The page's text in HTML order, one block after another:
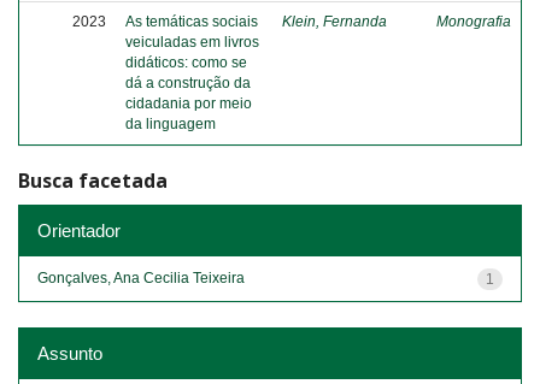
2023
As temáticas sociais
veiculadas em livros
didáticos: como se
dá a construção da
cidadania por meio
da linguagem
Klein, Fernanda Monografia
Busca facetada
Orientador
1
Gonçalves, Ana Cecilia Teixeira
Assunto